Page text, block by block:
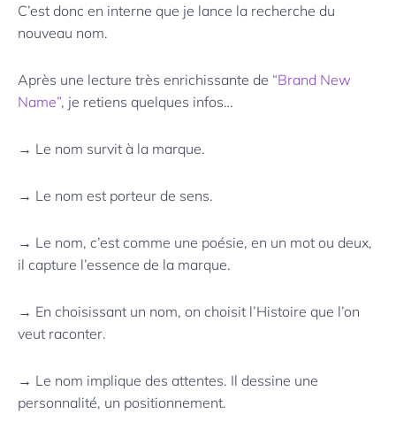
C’est donc en interne que je lance la recherche du
nouveau nom.
Après une lecture très enrichissante de “Brand New
Name”, je retiens quelques infos…
→ Le nom survit à la marque.
→ Le nom est porteur de sens.
→ Le nom, c’est comme une poésie, en un mot ou deux,
il capture l’essence de la marque.
→ En choisissant un nom, on choisit l’Histoire que l’on
veut raconter.
→ Le nom implique des attentes. Il dessine une
personnalité, un positionnement.